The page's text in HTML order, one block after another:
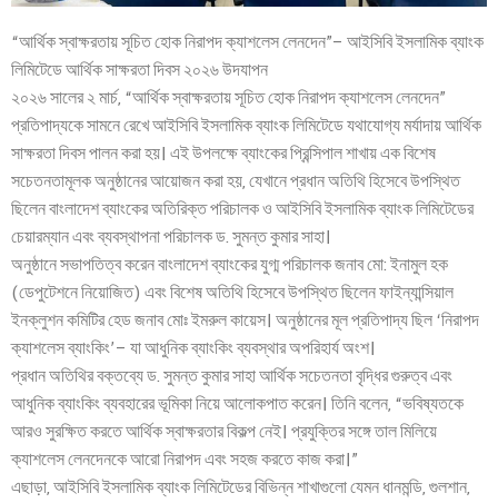
“আর্থিক স্বাক্ষরতায় সূচিত হোক নিরাপদ ক্যাশলেস লেনদেন”– আইসিবি ইসলামিক ব্যাংক
লিমিটেডে আর্থিক সাক্ষরতা দিবস ২০২৬ উদযাপন
২০২৬ সালের ২ মার্চ, “আর্থিক স্বাক্ষরতায় সূচিত হোক নিরাপদ ক্যাশলেস লেনদেন”
প্রতিপাদ্যকে সামনে রেখে আইসিবি ইসলামিক ব্যাংক লিমিটেডে যথাযোগ্য মর্যাদায় আর্থিক
সাক্ষরতা দিবস পালন করা হয়। এই উপলক্ষে ব্যাংকের প্রিন্সিপাল শাখায় এক বিশেষ
সচেতনতামূলক অনুষ্ঠানের আয়োজন করা হয়, যেখানে প্রধান অতিথি হিসেবে উপস্থিত
ছিলেন বাংলাদেশ ব্যাংকের অতিরিক্ত পরিচালক ও আইসিবি ইসলামিক ব্যাংক লিমিটেডের
চেয়ারম্যান এবং ব্যবস্থাপনা পরিচালক ড. সুমন্ত কুমার সাহা।
অনুষ্ঠানে সভাপতিত্ব করেন বাংলাদেশ ব্যাংকের যুগ্ম পরিচালক জনাব মো: ইনামুল হক
(ডেপুটেশনে নিয়োজিত) এবং বিশেষ অতিথি হিসেবে উপস্থিত ছিলেন ফাইন্যান্সিয়াল
ইনক্লুশন কমিটির হেড জনাব মোঃ ইমরুল কায়েস। অনুষ্ঠানের মূল প্রতিপাদ্য ছিল ‘নিরাপদ
ক্যাশলেস ব্যাংকিং’– যা আধুনিক ব্যাংকিং ব্যবস্থার অপরিহার্য অংশ।
প্রধান অতিথির বক্তব্যে ড. সুমন্ত কুমার সাহা আর্থিক সচেতনতা বৃদ্ধির গুরুত্ব এবং
আধুনিক ব্যাংকিং ব্যবহারের ভূমিকা নিয়ে আলোকপাত করেন। তিনি বলেন, “ভবিষ্যতকে
আরও সুরক্ষিত করতে আর্থিক স্বাক্ষরতার বিকল্প নেই। প্রযুক্তির সঙ্গে তাল মিলিয়ে
ক্যাশলেস লেনদেনকে আরো নিরাপদ এবং সহজ করতে কাজ করা।”
এছাড়া, আইসিবি ইসলামিক ব্যাংক লিমিটেডের বিভিন্ন শাখাগুলো যেমন ধানমন্ডি, গুলশান,